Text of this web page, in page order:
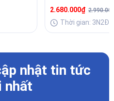
hàng tuần
2.680.000₫
Thời gian: 3N2Đ
nhật tin tức
nhất